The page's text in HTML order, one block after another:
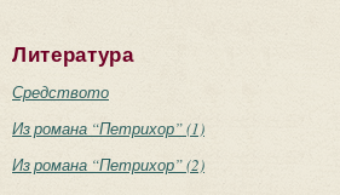
Литература
Средството
Из романа “Петрихор” (1)
Из романа “Петрихор” (2)